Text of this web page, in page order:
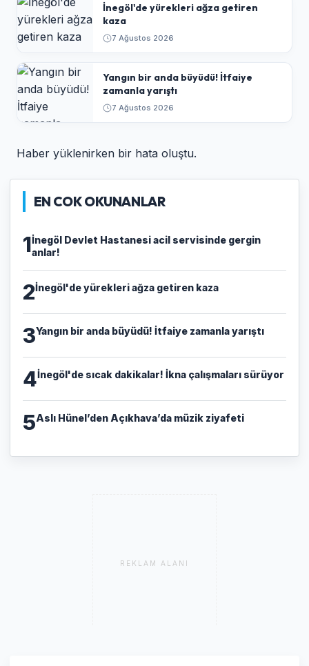
İnegöl'de yürekleri ağza getiren
kaza
7 Ağustos 2026
Yangın bir anda büyüdü! İtfaiye
zamanla yarıştı
7 Ağustos 2026
Haber yüklenirken bir hata oluştu.
EN COK OKUNANLAR
1İnegöl Devlet Hastanesi acil servisinde gergin
anlar!
2İnegöl'de yürekleri ağza getiren kaza
3Yangın bir anda büyüdü! İtfaiye zamanla yarıştı
4İnegöl'de sıcak dakikalar! İkna çalışmaları sürüyor
5Aslı Hünel’den Açıkhava’da müzik ziyafeti
REKLAM ALANI